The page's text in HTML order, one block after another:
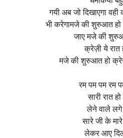
गयी अब जो दिखाएगा
भी करेगामजे की शुरुआत हो
जाए मजे की
क्रेज़ी ये रात
मजे की शुरुआत हो
रम पम पम रम
सारी रात
लेने वाले लगे
सारे जी के
लेकर आए